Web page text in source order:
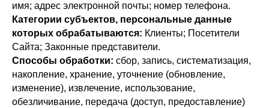
имя; адрес электронной почты; номер телефона.
Категории субъектов, персональные данные
которых обрабатываются: Клиенты; Посетители
Сайта; Законные представители.
Способы обработки: сбор, запись, систематизация,
накопление, хранение, уточнение (обновление,
изменение), извлечение, использование,
обезличивание, передача (доступ, предоставление)